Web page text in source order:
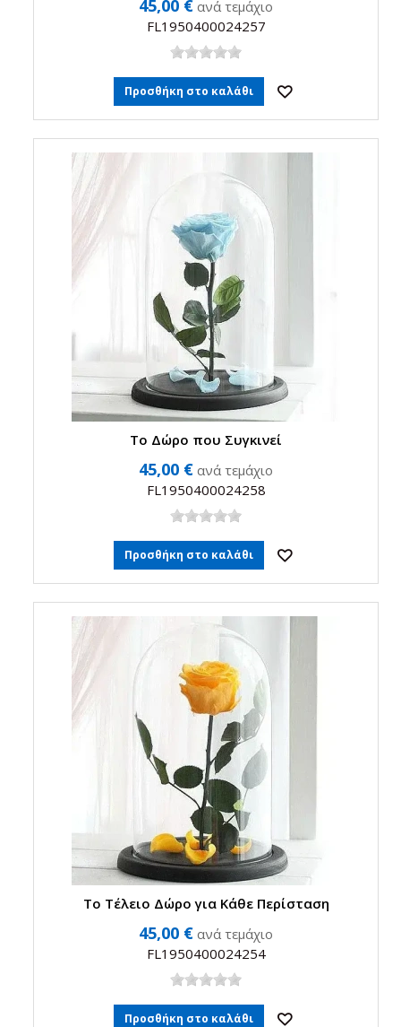
45,00 € ανά τεμάχιο
FL1950400024257
Προσθήκη στο καλάθι
Το Δώρο που Συγκινεί
45,00 € ανά τεμάχιο
FL1950400024258
Προσθήκη στο καλάθι
Το Τέλειο Δώρο για Κάθε Περίσταση
45,00 € ανά τεμάχιο
FL1950400024254
Προσθήκη στο καλάθι